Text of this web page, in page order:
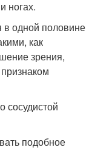
ногах.
одной половине
как
зрения,
сосудистой
подобное